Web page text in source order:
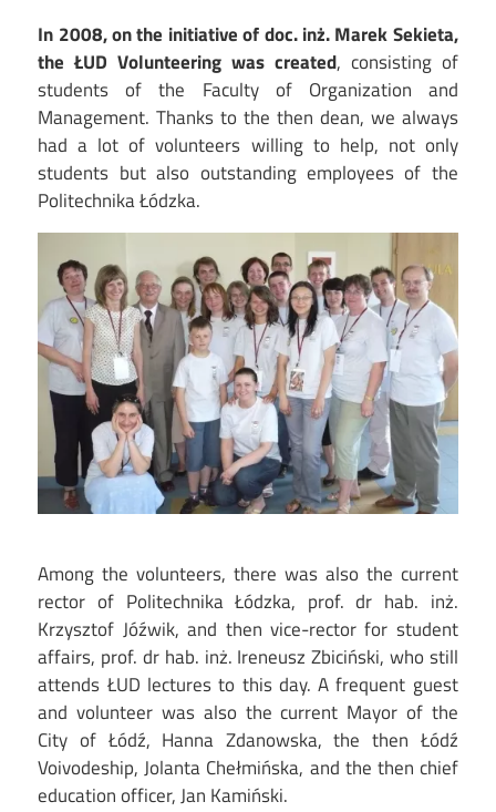
In 2008, on the initiative of doc. inż. Marek Sekieta,
the ŁUD Volunteering was created, consisting of
students of the Faculty of Organization and
Management. Thanks to the then dean, we always
had a lot of volunteers willing to help, not only
students but also outstanding employees of the
Politechnika Łódzka.
Among the volunteers, there was also the current
rector of Politechnika Łódzka, prof. dr hab. inż.
Krzysztof Jóźwik, and then vice-rector for student
affairs, prof. dr hab. inż. Ireneusz Zbiciński, who still
attends ŁUD lectures to this day. A frequent guest
and volunteer was also the current Mayor of the
City of Łódź, Hanna Zdanowska, the then Łódź
Voivodeship, Jolanta Chełmińska, and the then chief
education officer, Jan Kamiński.